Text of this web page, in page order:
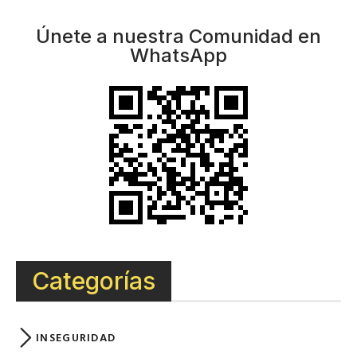
Únete a nuestra Comunidad en
WhatsApp
Categorías
INSEGURIDAD